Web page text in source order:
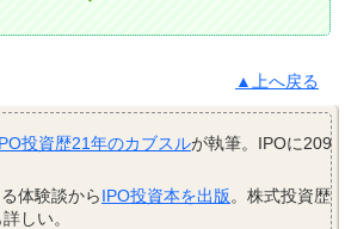
▲上へ戻る
投資歴21年のカブスルが執筆。IPOに209
体験談からIPO投資本を出版。株式投資歴
しい。